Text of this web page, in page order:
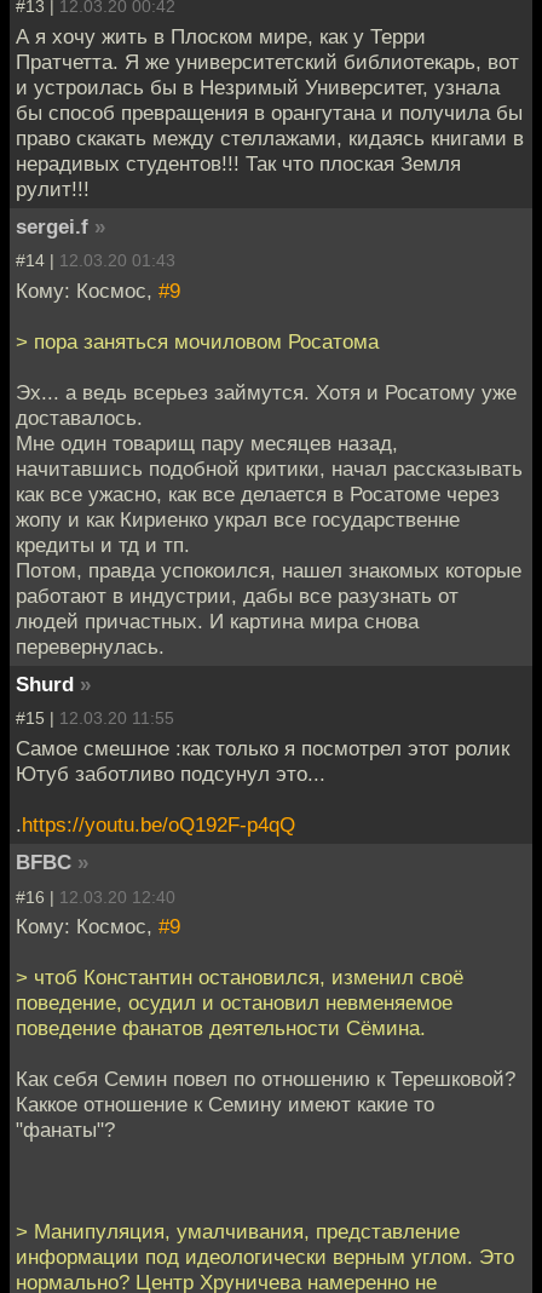
#13 | 12.03.20 00:42
А я хочу жить в Плоском мире, как у Терри
Пратчетта. Я же университетский библиотекарь, вот
и устроилась бы в Незримый Университет, узнала
бы способ превращения в орангутана и получила бы
право скакать между стеллажами, кидаясь книгами в
нерадивых студентов!!! Так что плоская Земля
рулит!!!
sergei.f »
#14 | 12.03.20 01:43
Кому: Космос, #9
> пора заняться мочиловом Росатома
Эх... а ведь всерьез займутся. Хотя и Росатому уже
доставалось.
Мне один товарищ пару месяцев назад,
начитавшись подобной критики, начал рассказывать
как все ужасно, как все делается в Росатоме через
жопу и как Кириенко украл все государственне
кредиты и тд и тп.
Потом, правда успокоился, нашел знакомых которые
работают в индустрии, дабы все разузнать от
людей причастных. И картина мира снова
перевернулась.
Shurd »
#15 | 12.03.20 11:55
Самое смешное :как только я посмотрел этот ролик
Ютуб заботливо подсунул это...
.https://youtu.be/oQ192F-p4qQ
BFBC »
#16 | 12.03.20 12:40
Кому: Космос, #9
> чтоб Константин остановился, изменил своё
поведение, осудил и остановил невменяемое
поведение фанатов деятельности Сёмина.
Как себя Семин повел по отношению к Терешковой?
Каккое отношение к Семину имеют какие то
"фанаты"?
> Манипуляция, умалчивания, представление
информации под идеологически верным углом. Это
нормально? Центр Хруничева намеренно не